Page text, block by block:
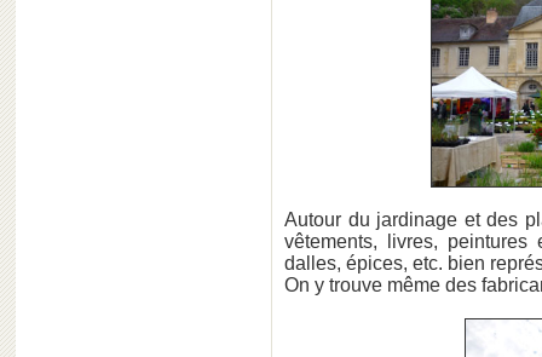
Autour du jardinage et des
vêtements, livres,
dalles, épices, etc. bien
On y trouve même des